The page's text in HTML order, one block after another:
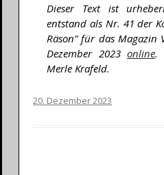
Dieser Text ist
entstand als Nr. 41 der
Räson” für das Magazin
Dezember 2023 online.
Merle Krafeld.
20. Dezember 2023